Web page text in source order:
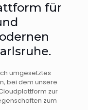
für
umgesetztes
bei dem unsere
zur
zum